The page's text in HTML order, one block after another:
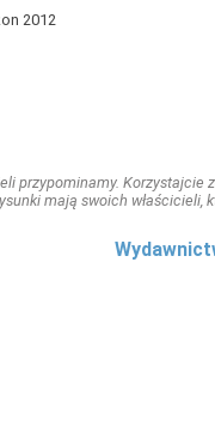
2012
przypominamy.
mają swoich właścicieli,